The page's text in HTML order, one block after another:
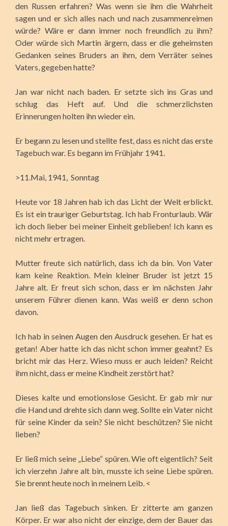
den Russen erfahren? Was wenn sie ihm die Wahrheit
sagen und er sich alles nach und nach zusammenreimen
würde? Wäre er dann immer noch freundlich zu ihm?
Oder würde sich Martin ärgern, dass er die geheimsten
Gedanken seines Bruders an ihm, dem Verräter seines
Vaters, gegeben hatte?
Jan war nicht nach baden. Er setzte sich ins Gras und
schlug das Heft auf. Und die schmerzlichsten
Erinnerungen holten ihn wieder ein.
Er begann zu lesen und stellte fest, dass es nicht das erste
Tagebuch war. Es begann im Frühjahr 1941.
>11.Mai, 1941, Sonntag
Heute vor 18 Jahren hab ich das Licht der Welt erblickt.
Es ist ein trauriger Geburtstag. Ich hab Fronturlaub. Wär
ich doch lieber bei meiner Einheit geblieben! Ich kann es
nicht mehr ertragen.
Mutter freute sich natürlich, dass ich da bin. Von Vater
kam keine Reaktion. Mein kleiner Bruder ist jetzt 15
Jahre alt. Er freut sich schon, dass er im nächsten Jahr
unserem Führer dienen kann. Was weiß er denn schon
davon.
Ich hab in seinen Augen den Ausdruck gesehen. Er hat es
getan! Aber hatte ich das nicht schon immer geahnt? Es
bricht mir das Herz. Wieso muss er auch leiden? Reicht
ihm nicht, dass er meine Kindheit zerstört hat?
Dieses kalte und emotionslose Gesicht. Er gab mir nur
die Hand und drehte sich dann weg. Sollte ein Vater nicht
für seine Kinder da sein? Sie nicht beschützen? Sie nicht
lieben?
Er ließ mich seine „Liebe“ spüren. Wie oft eigentlich? Seit
ich vierzehn Jahre alt bin, musste ich seine Liebe spüren.
Sie brennt heute noch in meinem Leib. <
Jan ließ das Tagebuch sinken. Er zitterte am ganzen
Körper. Er war also nicht der einzige, dem der Bauer das